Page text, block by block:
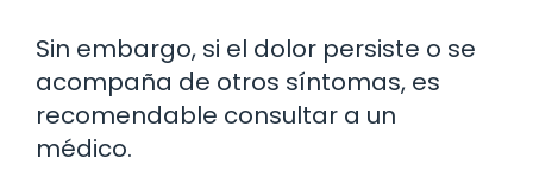
Sin embargo, si el dolor persiste o se
acompaña de otros síntomas, es
recomendable consultar a un
médico.